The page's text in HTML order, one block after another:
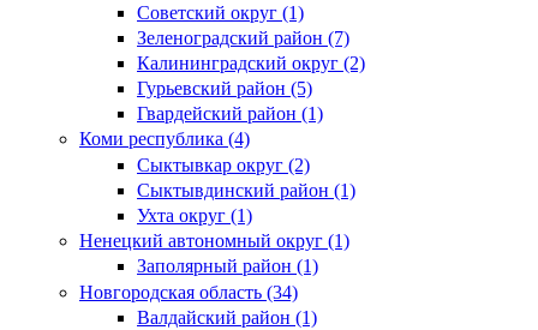
Советский округ (1)
Зеленоградский район (7)
Калининградский округ (2)
Гурьевский район (5)
Гвардейский район (1)
Коми республика (4)
Сыктывкар округ (2)
Сыктывдинский район (1)
Ухта округ (1)
Ненецкий автономный округ (1)
Заполярный район (1)
Новгородская область (34)
Валдайский район (1)